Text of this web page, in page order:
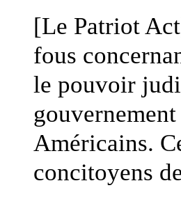
[Le Patriot
fous
le pouvoir
Américains.
concitoyens